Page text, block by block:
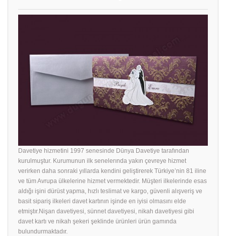
Davetiye hizmetini 1997 senesinde Dünya Davetiye tarafından
kurulmuştur. Kurumunun ilk senelerında yakın çevreye hizmet
verirken daha sonraki yıllarda kendini geliştirerek Türkiye’nin 81 iline
ve tüm Avrupa ülkelerine hizmet vermektedir. Müşteri ilkelerinde esas
aldığı işini dürüst yapma, hızlı teslimat ve kargo, güvenli alışveriş ve
basit sipariş ilkeleri davet kartının işinde en iyisi olmasını elde
etmiştır.Nişan davetiyesi, sünnet davetiyesi, nikah davetiyesi gibi
davet kartı ve nikah şekeri şeklinde ürünleri ürün gamında
bulundurmaktadır.